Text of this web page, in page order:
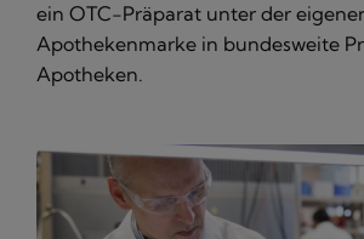
ein OTC-Präparat unter der
Apothekenmarke in bundesweite
Apotheken.